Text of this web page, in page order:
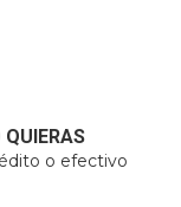
o efectivo